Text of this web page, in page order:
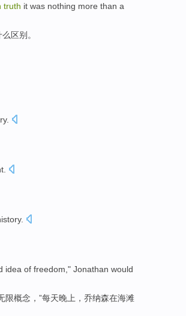
truth it was nothing more than a
区别。
.
.
idea of freedom ," Jonathan would
限概念，”每天晚上 ， 乔纳森在海滩